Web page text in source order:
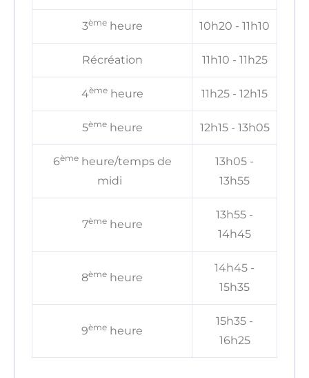
3èmeheure 10h20 - 11h10
Récréation 11h10 - 11h25
4èmeheure 11h25 - 12h15
5èmeheure 12h15 - 13h05
6èmeheure/temps de
midi
13h05 -
13h55
7èmeheure
13h55 -
14h45
8ème heure
14h45 -
15h35
9ème heure
15h35 -
16h25